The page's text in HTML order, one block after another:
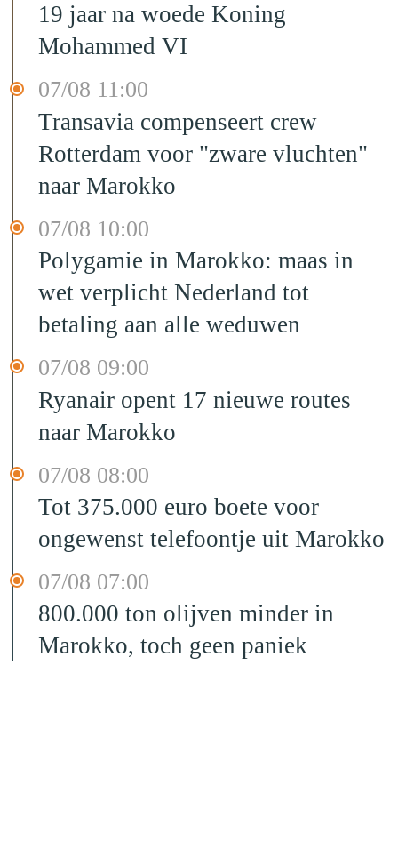
19 jaar na woede Koning
Mohammed VI
07/08 11:00
Transavia compenseert crew
Rotterdam voor "zware vluchten"
naar Marokko
07/08 10:00
Polygamie in Marokko: maas in
wet verplicht Nederland tot
betaling aan alle weduwen
07/08 09:00
Ryanair opent 17 nieuwe routes
naar Marokko
07/08 08:00
Tot 375.000 euro boete voor
ongewenst telefoontje uit Marokko
07/08 07:00
800.000 ton olijven minder in
Marokko, toch geen paniek